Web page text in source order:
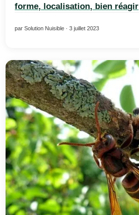
forme, localisation, bien réagir
par Solution Nuisible · 3 juillet 2023